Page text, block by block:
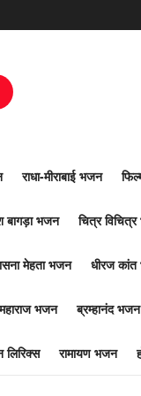
राधा-मीराबाई भजन
बागड़ा भजन चित्र
मेहता भजन धीरज
भजन ब्रम्हानंद भजन
रामायण भजन